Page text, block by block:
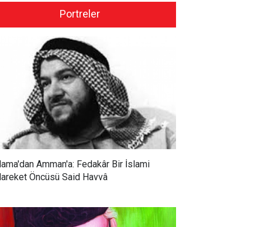
Portreler
Amman'a: Fedakâr Bir İslami
Öncüsü Said Havvâ